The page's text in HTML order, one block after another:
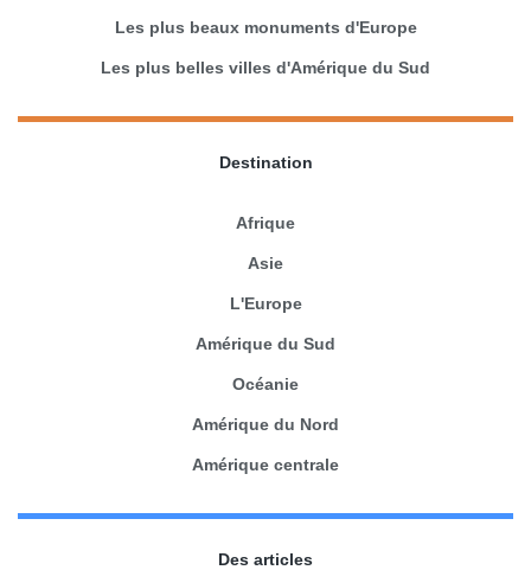
Les plus beaux monuments d'Europe
Les plus belles villes d'Amérique du Sud
Destination
Afrique
Asie
L'Europe
Amérique du Sud
Océanie
Amérique du Nord
Amérique centrale
Des articles